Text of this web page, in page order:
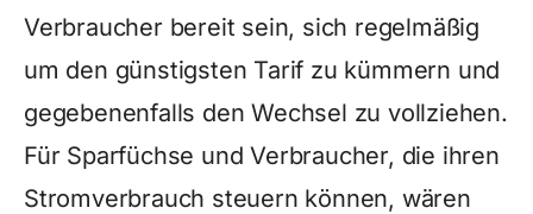
Verbraucher bereit sein, sich regelmäßig
um den günstigsten Tarif zu kümmern und
gegebenenfalls den Wechsel zu vollziehen.
Für Sparfüchse und Verbraucher, die ihren
Stromverbrauch steuern können, wären